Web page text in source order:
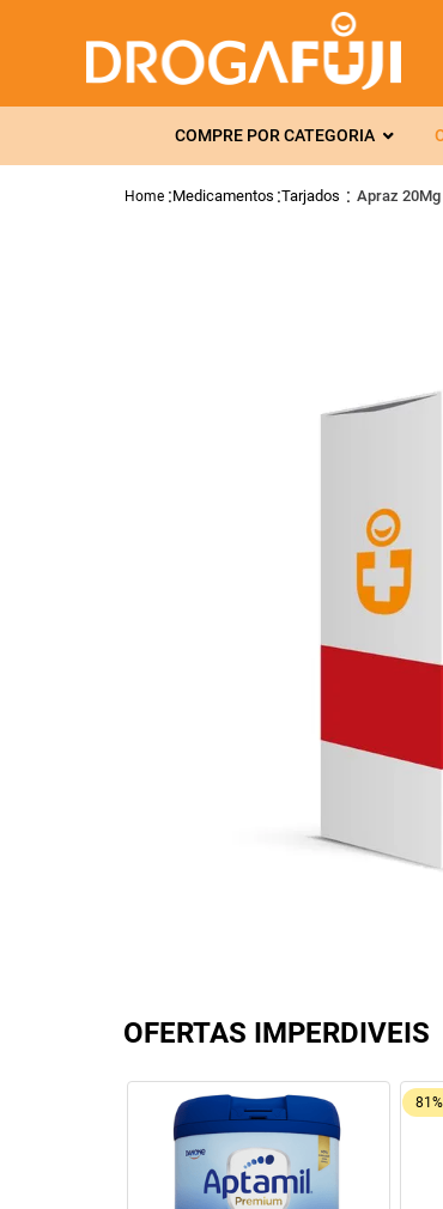
COMPRE POR CATEGORIA
Medicamentos Tarjados Apraz 20Mg
OFERTAS IMPERDIVEIS
OFF 26%
2º
7º